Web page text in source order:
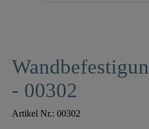
- 00302
Artikel Nr.: 00302